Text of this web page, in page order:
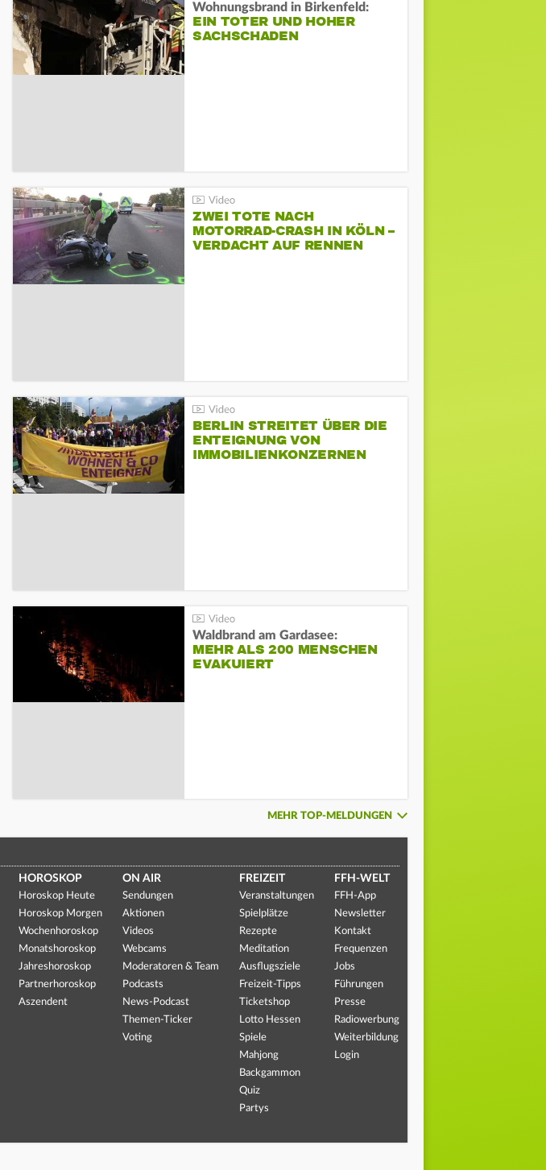
Wohnungsbrand in Birkenfeld:
EIN TOTER UND HOHER
SACHSCHADEN
ZWEI TOTE NACH
MOTORRAD-CRASH IN KÖLN –
VERDACHT AUF RENNEN
BERLIN STREITET ÜBER DIE
ENTEIGNUNG VON
IMMOBILIENKONZERNEN
Waldbrand am Gardasee:
MEHR ALS 200 MENSCHEN
EVAKUIERT
MEHR TOP-MELDUNGEN
HOROSKOP
Horoskop Heute
Horoskop Morgen
Wochenhoroskop
Monatshoroskop
Jahreshoroskop
Partnerhoroskop
Aszendent
ON AIR
Sendungen
Aktionen
Videos
Webcams
Moderatoren & Team
Podcasts
News-Podcast
Themen-Ticker
Voting
FREIZEIT
Veranstaltungen
Spielplätze
Rezepte
Meditation
Ausflugsziele
Freizeit-Tipps
Ticketshop
Lotto Hessen
Spiele
Mahjong
Backgammon
Quiz
Partys
FFH-WELT
FFH-App
Newsletter
Kontakt
Frequenzen
Jobs
Führungen
Presse
Radiowerbung
Weiterbildung
Login